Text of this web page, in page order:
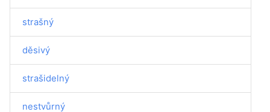
strašný
děsivý
strašidelný
nestvůrný